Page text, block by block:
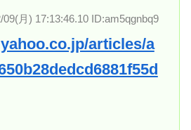
09(月) 17:13:46.10 ID:am5qgnbq9
articles/a